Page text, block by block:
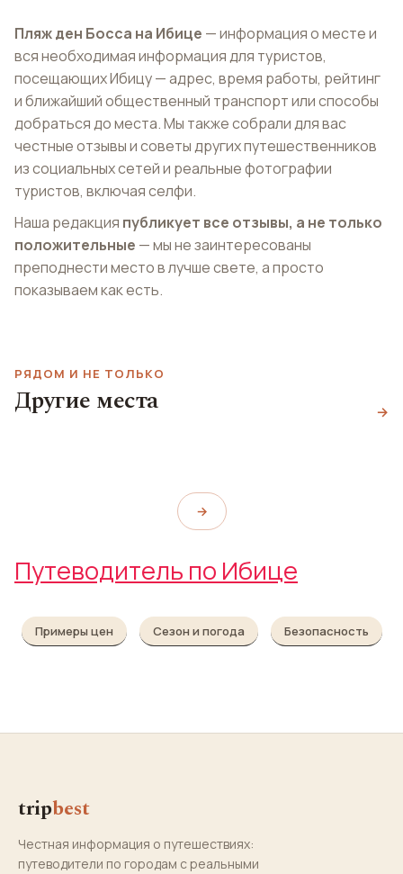
Пляж ден Босса на Ибице — информация о месте и
вся необходимая информация для туристов,
посещающих Ибицу — адрес, время работы, рейтинг
и ближайший общественный транспорт или способы
добраться до места. Мы также собрали для вас
честные отзывы и советы других путешественников
из социальных сетей и реальные фотографии
туристов, включая селфи.
Наша редакция публикует все отзывы, а не только
положительные — мы не заинтересованы
преподнести место в лучше свете, а просто
показываем как есть.
РЯДОМ И НЕ ТОЛЬКО
Другие места →
Кала Оливера
→
Путеводитель по Ибице
Примеры цен Сезон и погода Безопасность
tripbest
Честная информация о путешествиях:
путеводители по городам с реальными